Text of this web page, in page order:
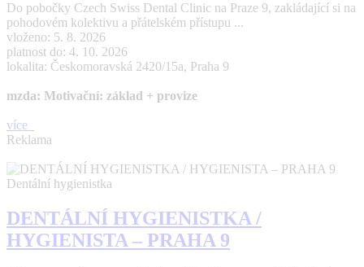
Do pobočky Czech Swiss Dental Clinic na Praze 9, zakládající si na
pohodovém kolektivu a přátelském přístupu ...
vloženo: 5. 8. 2026
platnost do: 4. 10. 2026
lokalita: Českomoravská 2420/15a, Praha 9
mzda: Motivační: základ + provize
více
Reklama
Dentální hygienistka
DENTÁLNÍ HYGIENISTKA /
HYGIENISTA – PRAHA 9